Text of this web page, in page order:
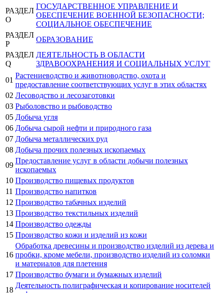
РАЗДЕЛ
O
ГОСУДАРСТВЕННОЕ УПРАВЛЕНИЕ И
ОБЕСПЕЧЕНИЕ ВОЕННОЙ БЕЗОПАСНОСТИ;
СОЦИАЛЬНОЕ ОБЕСПЕЧЕНИЕ
РАЗДЕЛ
P
ОБРАЗОВАНИЕ
РАЗДЕЛ
Q
ДЕЯТЕЛЬНОСТЬ В ОБЛАСТИ
ЗДРАВООХРАНЕНИЯ И СОЦИАЛЬНЫХ УСЛУГ
01
Растениеводство и животноводство, охота и
предоставление соответствующих услуг в этих областях
02 Лесоводство и лесозаготовки
03 Рыболовство и рыбоводство
05 Добыча угля
06 Добыча сырой нефти и природного газа
07 Добыча металлических руд
08 Добыча прочих полезных ископаемых
09
Предоставление услуг в области добычи полезных
ископаемых
10 Производство пищевых продуктов
11 Производство напитков
12 Производство табачных изделий
13 Производство текстильных изделий
14 Производство одежды
15 Производство кожи и изделий из кожи
16
Обработка древесины и производство изделий из дерева и
пробки, кроме мебели, производство изделий из соломки
и материалов для плетения
17 Производство бумаги и бумажных изделий
18
Деятельность полиграфическая и копирование носителей